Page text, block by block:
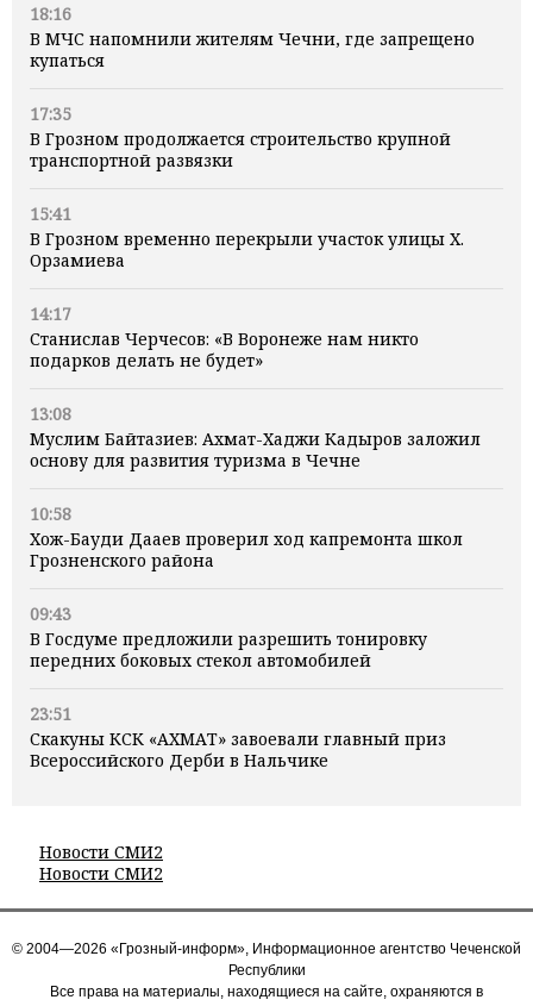
18:16
В МЧС напомнили жителям Чечни, где запрещено
купаться
17:35
В Грозном продолжается строительство крупной
транспортной развязки
15:41
В Грозном временно перекрыли участок улицы Х.
Орзамиева
14:17
Станислав Черчесов: «В Воронеже нам никто
подарков делать не будет»
13:08
Муслим Байтазиев: Ахмат-Хаджи Кадыров заложил
основу для развития туризма в Чечне
10:58
Хож-Бауди Дааев проверил ход капремонта школ
Грозненского района
09:43
В Госдуме предложили разрешить тонировку
передних боковых стекол автомобилей
23:51
Скакуны КСК «АХМАТ» завоевали главный приз
Всероссийского Дерби в Нальчике
Новости СМИ2
Новости СМИ2
© 2004—2026 «Грозный-информ», Информационное агентство Чеченской
Республики
Все права на материалы, находящиеся на сайте, охраняются в